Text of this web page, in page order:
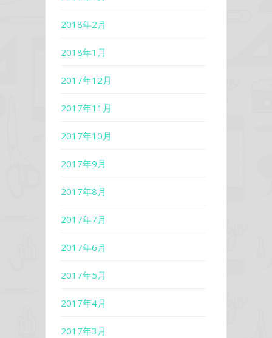
2018年2月
2018年1月
2017年12月
2017年11月
2017年10月
2017年9月
2017年8月
2017年7月
2017年6月
2017年5月
2017年4月
2017年3月